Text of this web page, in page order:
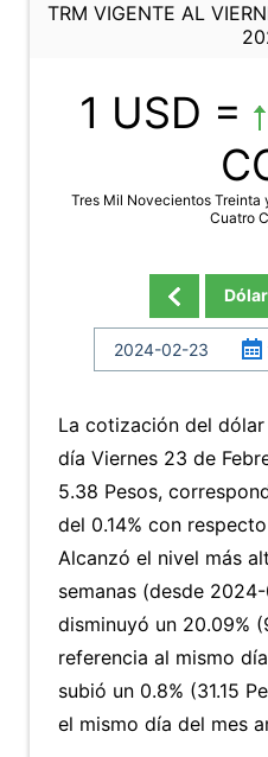
TRM VIGENTE AL
1 USD =
Tres Mil Novecientos Treinta
Cuatro
La cotización del
día Viernes 23 de
5.38 Pesos,
del 0.14% con
Alcanzó el nivel más
semanas (desde
disminuyó un 20.09%
referencia al mismo
subió un 0.8% (31.15
el mismo día del mes